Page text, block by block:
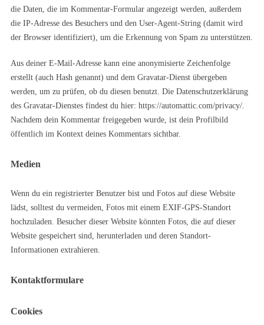
die Daten, die im Kommentar-Formular angezeigt werden, außerdem
die IP-Adresse des Besuchers und den User-Agent-String (damit wird
der Browser identifiziert), um die Erkennung von Spam zu unterstützen.
Aus deiner E-Mail-Adresse kann eine anonymisierte Zeichenfolge
erstellt (auch Hash genannt) und dem Gravatar-Dienst übergeben
werden, um zu prüfen, ob du diesen benutzt. Die Datenschutzerklärung
des Gravatar-Dienstes findest du hier: https://automattic.com/privacy/.
Nachdem dein Kommentar freigegeben wurde, ist dein Profilbild
öffentlich im Kontext deines Kommentars sichtbar.
Medien
Wenn du ein registrierter Benutzer bist und Fotos auf diese Website
lädst, solltest du vermeiden, Fotos mit einem EXIF-GPS-Standort
hochzuladen. Besucher dieser Website könnten Fotos, die auf dieser
Website gespeichert sind, herunterladen und deren Standort-
Informationen extrahieren.
Kontaktformulare
Cookies